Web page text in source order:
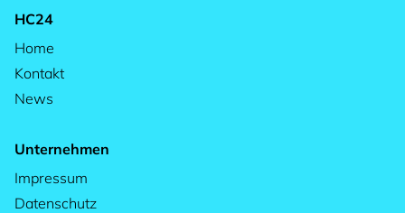
HC24
Home
Kontakt
News
Unternehmen
Impressum
Datenschutz